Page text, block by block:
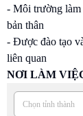
- Môi trường làm
bản thân
- Được đào tạo
liên quan
NƠI LÀM
Chọn tỉnh thành